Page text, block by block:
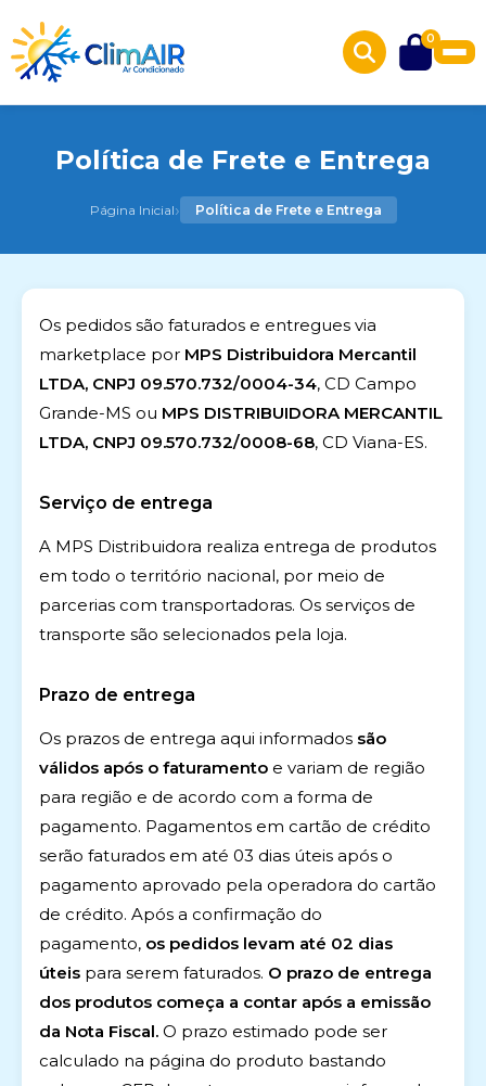
0
Política de Frete e Entrega
Página Inicial› Política de Frete e Entrega
Os pedidos são faturados e entregues via
marketplace por MPS Distribuidora Mercantil
LTDA, CNPJ 09.570.732/0004-34, CD Campo
Grande-MS ou MPS DISTRIBUIDORA MERCANTIL
LTDA, CNPJ 09.570.732/0008-68, CD Viana-ES.
Serviço de entrega
A MPS Distribuidora realiza entrega de produtos
em todo o território nacional, por meio de
parcerias com transportadoras. Os serviços de
transporte são selecionados pela loja.
Prazo de entrega
Os prazos de entrega aqui informados são
válidos após o faturamento e variam de região
para região e de acordo com a forma de
pagamento. Pagamentos em cartão de crédito
serão faturados em até 03 dias úteis após o
pagamento aprovado pela operadora do cartão
de crédito. Após a confirmação do
pagamento, os pedidos levam até 02 dias
úteis para serem faturados. O prazo de entrega
dos produtos começa a contar após a emissão
da Nota Fiscal. O prazo estimado pode ser
calculado na página do produto bastando